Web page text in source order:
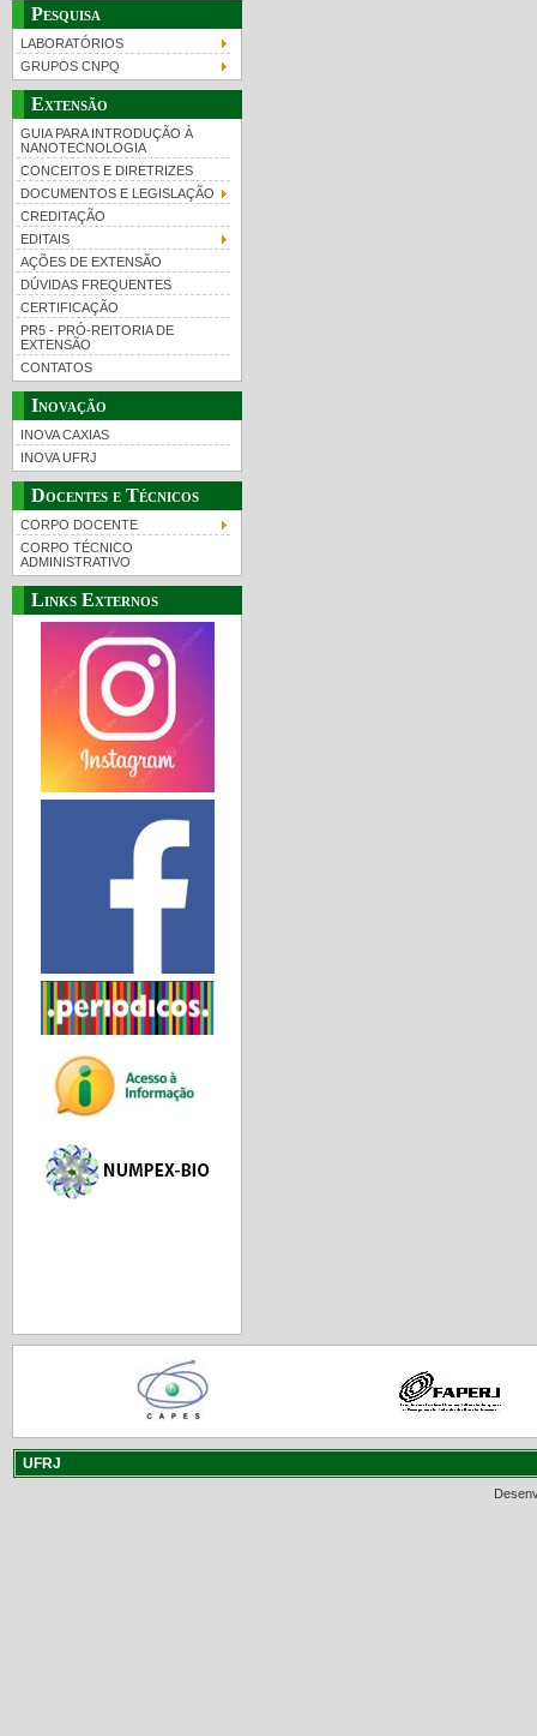
Pesquisa
LABORATÓRIOS
GRUPOS CNPQ
Extensão
GUIA PARA INTRODUÇÃO À
NANOTECNOLOGIA
CONCEITOS E DIRETRIZES
DOCUMENTOS E LEGISLAÇÃO
CREDITAÇÃO
EDITAIS
AÇÕES DE EXTENSÃO
DÚVIDAS FREQUENTES
CERTIFICAÇÃO
PR5 - PRÓ-REITORIA DE
EXTENSÃO
CONTATOS
Inovação
INOVA CAXIAS
INOVA UFRJ
Docentes e Técnicos
CORPO DOCENTE
CORPO TÉCNICO
ADMINISTRATIVO
Links Externos
UFRJ